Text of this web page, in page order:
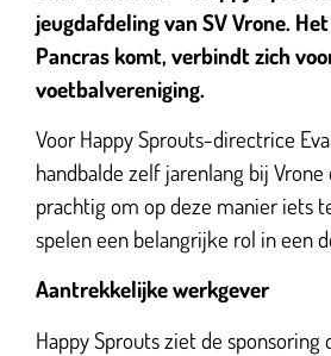
jeugdafdeling van SV Vrone.
Pancras komt, verbindt zich
voetbalvereniging.
Voor Happy Sprouts-directrice
handbalde zelf jarenlang bij
prachtig om op deze manier iets
spelen een belangrijke rol in een
Aantrekkelijke werkgever
Happy Sprouts ziet de